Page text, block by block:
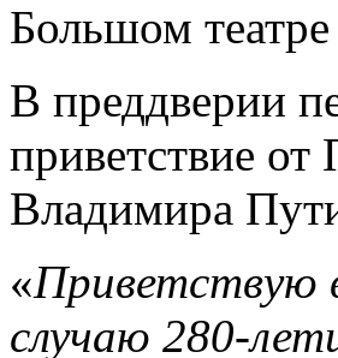
Большом
В преддверии
приветствие
Владимира
«Приветствую
случаю 280-